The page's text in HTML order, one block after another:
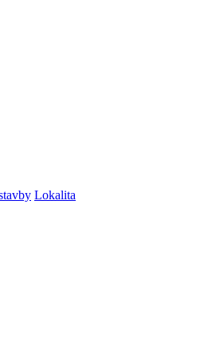
Lokalita